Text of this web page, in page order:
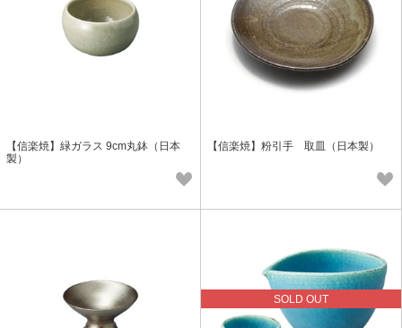
【信楽焼】緑ガラス 9cm丸鉢（日本
製）
【信楽焼】粉引手 取皿（日本製）
SOLD OUT